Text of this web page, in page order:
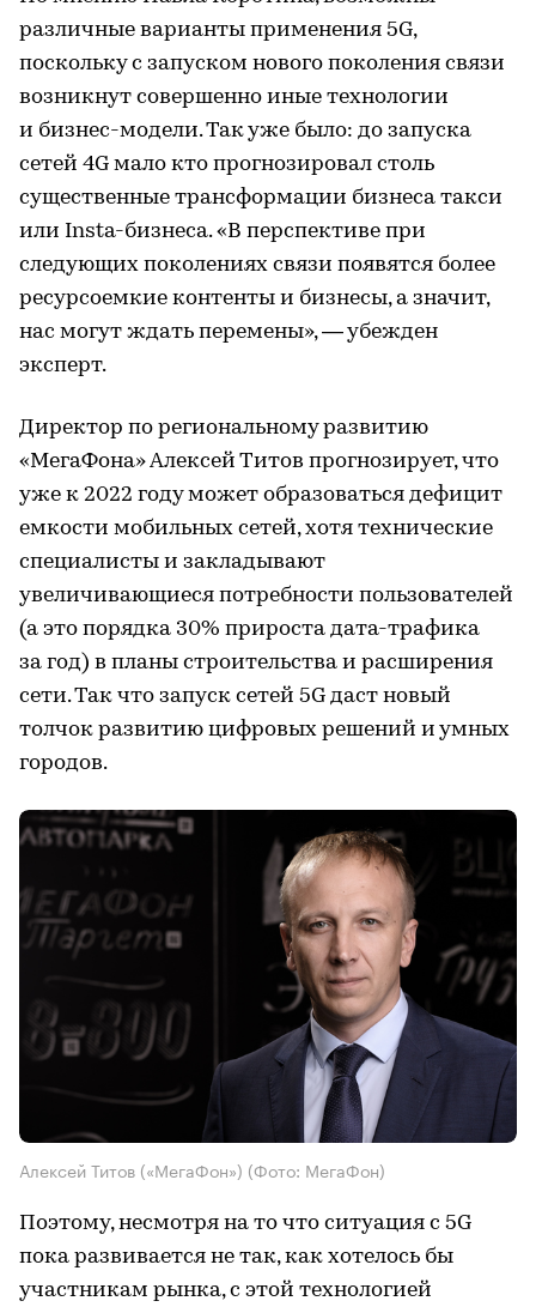
различные варианты применения 5G,
поскольку с запуском нового поколения связи
возникнут совершенно иные технологии
и бизнес-модели. Так уже было: до запуска
сетей 4G мало кто прогнозировал столь
существенные трансформации бизнеса такси
или Insta-бизнеса. «В перспективе при
следующих поколениях связи появятся более
ресурсоемкие контенты и бизнесы, а значит,
нас могут ждать перемены», — убежден
эксперт.
Директор по региональному развитию
«МегаФона» Алексей Титов прогнозирует, что
уже к 2022 году может образоваться дефицит
емкости мобильных сетей, хотя технические
специалисты и закладывают
увеличивающиеся потребности пользователей
(а это порядка 30% прироста дата-трафика
за год) в планы строительства и расширения
сети. Так что запуск сетей 5G даст новый
толчок развитию цифровых решений и умных
городов.
Алексей Титов («МегаФон») (Фото: МегаФон)
Поэтому, несмотря на то что ситуация с 5G
пока развивается не так, как хотелось бы
участникам рынка, с этой технологией